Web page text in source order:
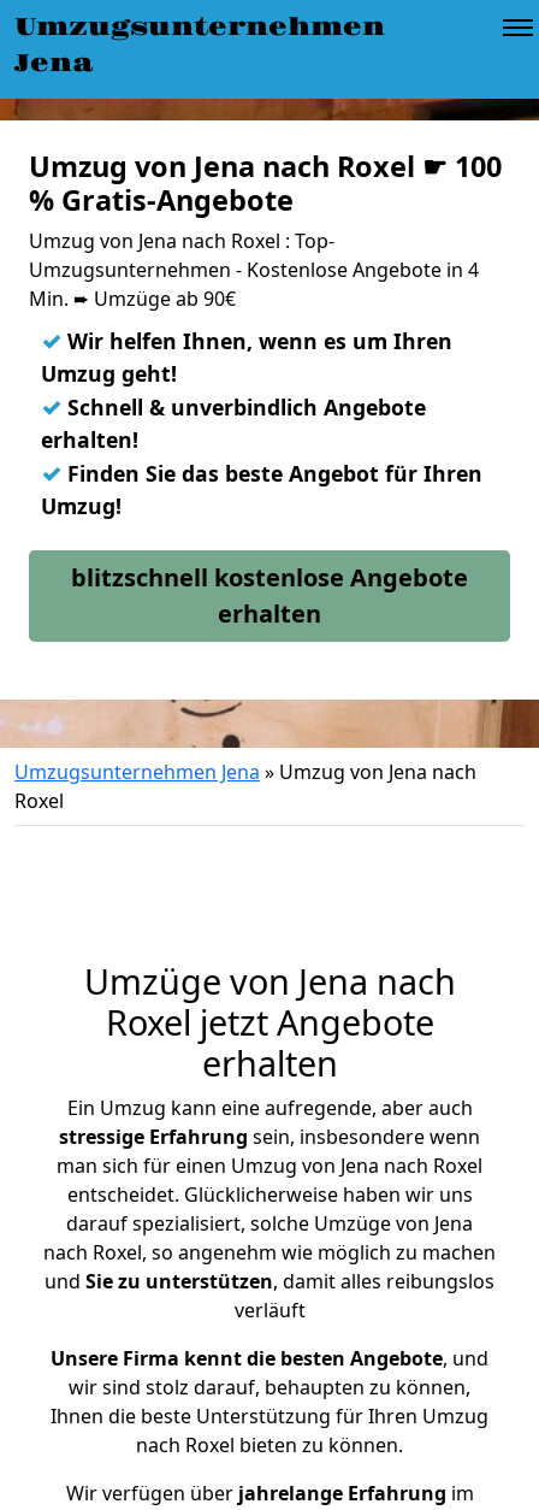
Umzugsunternehmen
Jena
Umzug von Jena nach Roxel ☛ 100
% Gratis-Angebote
Umzug von Jena nach Roxel : Top-
Umzugsunternehmen - Kostenlose Angebote in 4
Min. ➨ Umzüge ab 90€
✓ Wir helfen Ihnen, wenn es um Ihren
Umzug geht!
✓ Schnell & unverbindlich Angebote
erhalten!
✓ Finden Sie das beste Angebot für Ihren
Umzug!
blitzschnell kostenlose Angebote
erhalten
Umzugsunternehmen Jena » Umzug von Jena nach
Roxel
Umzüge von Jena nach
Roxel jetzt Angebote
erhalten
Ein Umzug kann eine aufregende, aber auch
stressige Erfahrung sein, insbesondere wenn
man sich für einen Umzug von Jena nach Roxel
entscheidet. Glücklicherweise haben wir uns
darauf spezialisiert, solche Umzüge von Jena
nach Roxel, so angenehm wie möglich zu machen
und Sie zu unterstützen, damit alles reibungslos
verläuft
Unsere Firma kennt die besten Angebote, und
wir sind stolz darauf, behaupten zu können,
Ihnen die beste Unterstützung für Ihren Umzug
nach Roxel bieten zu können.
Wir verfügen überjahrelange Erfahrung im